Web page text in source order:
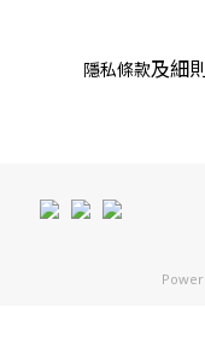
隱私條款及細